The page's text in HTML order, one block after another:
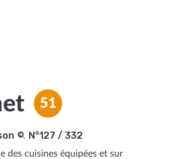
51
N°127 / 332
des cuisines équipées et sur